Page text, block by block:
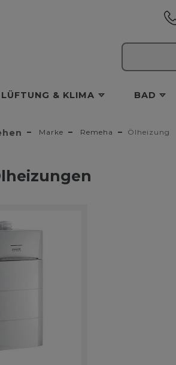
LÜFTUNG & KLIMA BAD
Marke Remeha Ölheizung